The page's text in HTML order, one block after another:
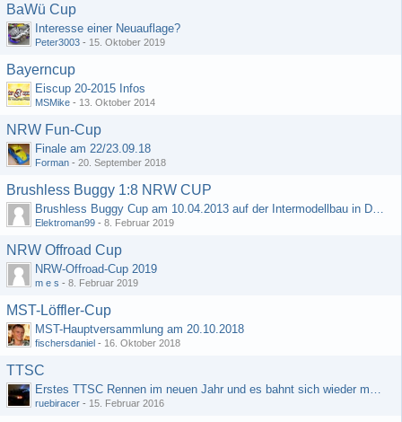
BaWü Cup
Interesse einer Neuauflage?
Peter3003 - 15. Oktober 2019
Bayerncup
Eiscup 20-2015 Infos
MSMike - 13. Oktober 2014
NRW Fun-Cup
Finale am 22/23.09.18
Forman - 20. September 2018
Brushless Buggy 1:8 NRW CUP
Brushless Buggy Cup am 10.04.2013 auf der Intermodellbau in Dortmund
Elektroman99 - 8. Februar 2019
NRW Offroad Cup
NRW-Offroad-Cup 2019
m e s - 8. Februar 2019
MST-Löffler-Cup
MST-Hauptversammlung am 20.10.2018
fischersdaniel - 16. Oktober 2018
TTSC
Erstes TTSC Rennen im neuen Jahr und es bahnt sich wieder mal eine Rekordteilnehmerzahl an
ruebiracer - 15. Februar 2016